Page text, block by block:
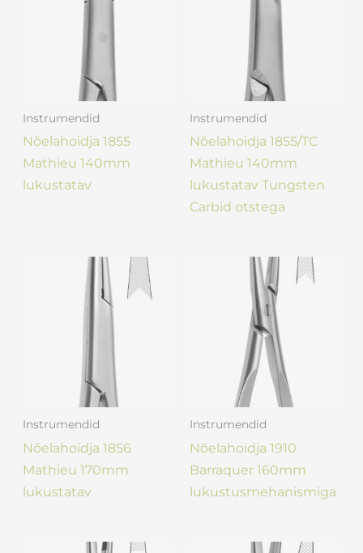
Instrumendid
Nõelahoidja 1855
Mathieu 140mm
lukustatav
Instrumendid
Nõelahoidja 1855/TC
Mathieu 140mm
lukustatav Tungsten
Carbid otstega
Instrumendid
Nõelahoidja 1856
Mathieu 170mm
lukustatav
Instrumendid
Nõelahoidja 1910
Barraquer 160mm
lukustusmehanismiga